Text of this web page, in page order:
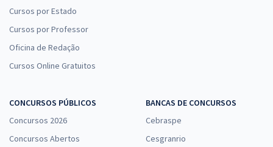
Cursos por Estado
Cursos por Professor
Oficina de Redação
Cursos Online Gratuitos
CONCURSOS PÚBLICOS
Concursos 2026
Concursos Abertos
BANCAS DE CONCURSOS
Cebraspe
Cesgranrio